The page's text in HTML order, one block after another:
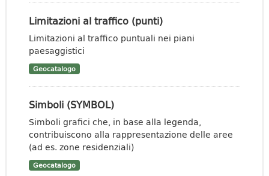
Limitazioni al traffico (punti)
Limitazioni al traffico puntuali nei piani
paesaggistici
Geocatalogo
Simboli (SYMBOL)
Simboli grafici che, in base alla legenda,
contribuiscono alla rappresentazione delle aree
(ad es. zone residenziali)
Geocatalogo